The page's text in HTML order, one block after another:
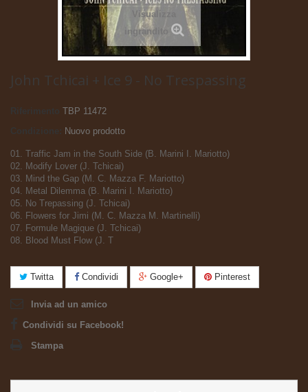
Visualizza
ingrandito
John Tchicai + Ice 9 - No Trespassing
Riferimento
TBP 11472
Nuovo prodotto
01. Traffic Jam in the South Side (B. Marini I. Mariotto)
02. Modify Lover (J. Tchicai)
03. Mind the Gap (M. C. Mazza F. Mariotto)
04. Metal Dilemma (B. Marini I. Mariotto)
05. No Trepassing (J. Tchicai)
06. Flowers for Jimi (M. C. Mazza M. Martinelli)
07. Formule Magique (J. Tchicai)
08. Blood Must Flow (J. T
Twitta Condividi Google+ Pinterest
Invia ad un amico
Condividi su Facebook!
Stampa